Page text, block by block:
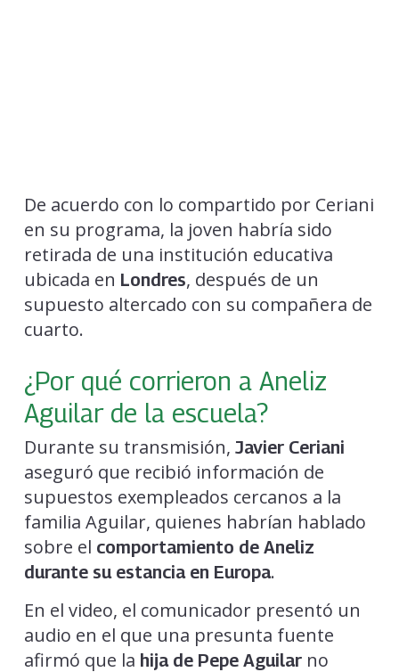
De acuerdo con lo compartido por Ceriani
en su programa, la joven habría sido
retirada de una institución educativa
ubicada en Londres, después de un
supuesto altercado con su compañera de
cuarto.
¿Por qué corrieron a Aneliz
Aguilar de la escuela?
Durante su transmisión, Javier Ceriani
aseguró que recibió información de
supuestos exempleados cercanos a la
familia Aguilar, quienes habrían hablado
sobre el comportamiento de Aneliz
durante su estancia en Europa.
En el video, el comunicador presentó un
audio en el que una presunta fuente
afirmó que la hija de Pepe Aguilarno